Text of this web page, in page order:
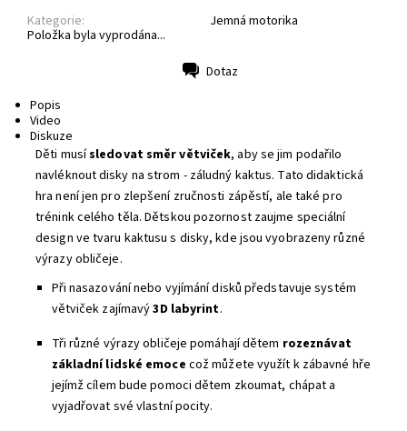
Kategorie:
Jemná motorika
Položka byla vyprodána...
Dotaz
Popis
Video
Diskuze
Děti musísledovat směr větviček, aby se jim podařilo
navléknout disky na strom - záludný kaktus. Tato didaktická
hranení jen pro zlepšení zručnosti zápěstí, ale také pro
trénink celého těla. Dětskou pozornost zaujme speciální
design ve tvaru kaktusu s disky, kde jsou vyobrazeny různé
výrazy obličeje.
Při nasazování nebo vyjímání disků představuje systém
větviček zajímavý3D labyrint.
Tři různé výrazy obličeje pomáhají dětem rozeznávat
základní lidské emoce což můžete využít k zábavné hře
jejímž cílem bude pomoci dětem zkoumat, chápat a
vyjadřovat své vlastní pocity.